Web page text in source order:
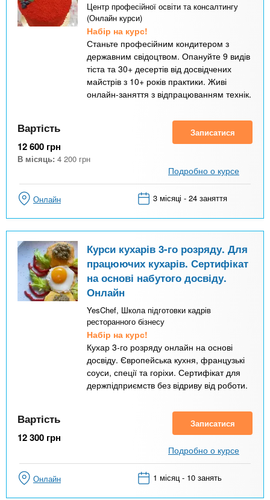
Центр професійної освіти та консалтингу
(Онлайн курси)
Набір на курс!
Станьте професійним кондитером з
державним свідоцтвом. Опануйте 9 видів
тіста та 30+ десертів від досвідчених
майстрів з 10+ років практики. Живі
онлайн-заняття з відпрацюванням технік.
Вартість
12 600 грн
В місяць: 4 200 грн
Записатися
Подробно о курсе
Онлайн 3 місяці - 24 заняття
Курси кухарів 3-го розряду. Для
працюючих кухарів. Сертифікат
на основі набутого досвіду.
Онлайн
YesChef, Школа підготовки кадрів
ресторанного бізнесу
Набір на курс!
Кухар 3-го розряду онлайн на основі
досвіду. Європейська кухня, французькі
соуси, спеції та горіхи. Сертифікат для
держпідприємств без відриву від роботи.
Вартість
12 300 грн
Записатися
Подробно о курсе
Онлайн 1 місяц - 10 занять